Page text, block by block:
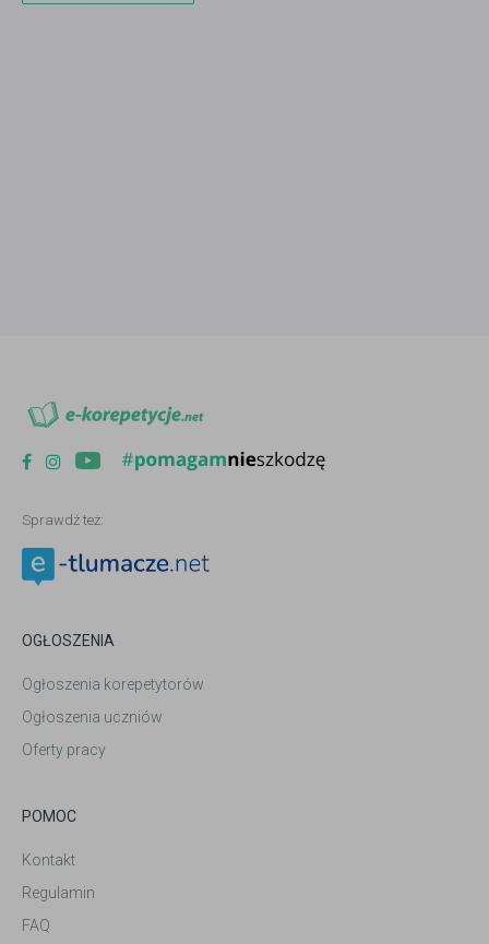
Sprawdź też:
OGŁOSZENIA
Ogłoszenia korepetytorów
Ogłoszenia uczniów
Oferty pracy
POMOC
Kontakt
Regulamin
FAQ